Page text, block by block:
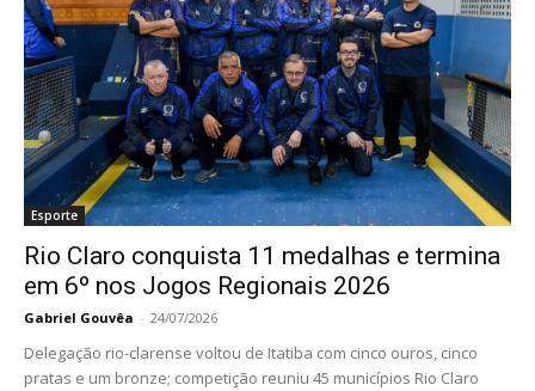
Esporte
Rio Claro conquista 11 medalhas e termina
em 6º nos Jogos Regionais 2026
Gabriel Gouvêa - 24/07/2026
Delegação rio-clarense voltou de Itatiba com cinco ouros, cinco
pratas e um bronze; competição reuniu 45 municípios Rio Claro